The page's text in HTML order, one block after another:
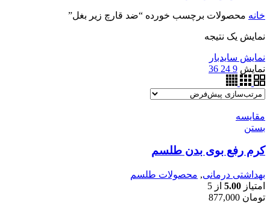
خانه محصولات برچسب خورده “ضد قارچ زیر بغل”
نمایش یک نتیجه
نمایش سایدبار
نمایش 9
24
36
مقایسه
بستن
کرم رفع بوی بدن طلسم
بهداشتی درمانی, محصولات طلسم
امتیاز 5.00 از 5
تومان